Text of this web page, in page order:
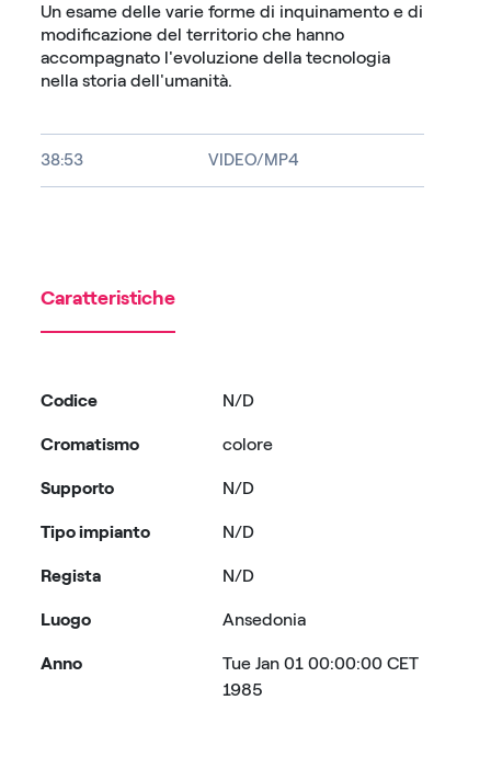
Un esame delle varie forme di inquinamento e di
modificazione del territorio che hanno
accompagnato l'evoluzione della tecnologia
nella storia dell'umanità.
38:53 VIDEO/MP4
Caratteristiche
Codice
Cromatismo
Supporto
Tipo impianto
N/D
colore
N/D
N/D
Regista
Luogo
Anno
N/D
Ansedonia
Tue Jan 01 00:00:00 CET
1985